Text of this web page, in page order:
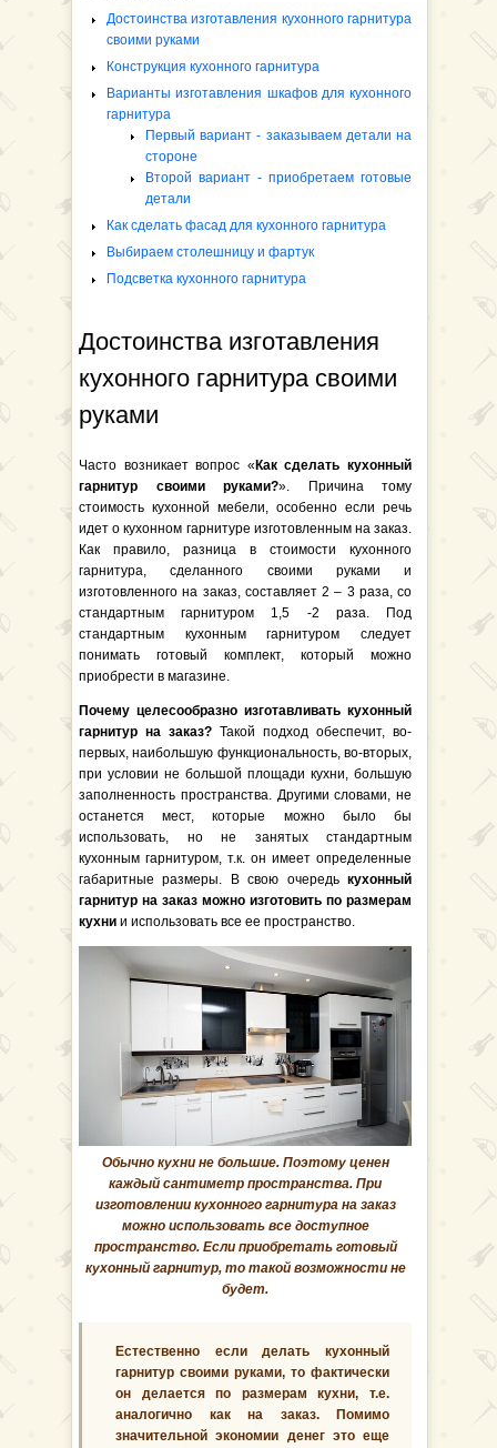
Достоинства изготавления кухонного гарнитура
своими руками
Конструкция кухонного гарнитура
Варианты изготавления шкафов для кухонного
гарнитура
Первый вариант - заказываем детали на
стороне
Второй вариант - приобретаем готовые
детали
Как сделать фасад для кухонного гарнитура
Выбираем столешницу и фартук
Подсветка кухонного гарнитура
Достоинства изготавления
кухонного гарнитура своими
руками
Часто возникает вопрос « Как сделать кухонный
гарнитур своими руками?». Причина тому
стоимость кухонной мебели, особенно если речь
идет о кухонном гарнитуре изготовленным на заказ.
Как правило, разница в стоимости кухонного
гарнитура, сделанного своими руками и
изготовленного на заказ, составляет 2 – 3 раза, со
стандартным гарнитуром 1,5 -2 раза. Под
стандартным кухонным гарнитуром следует
понимать готовый комплект, который можно
приобрести в магазине.
Почему целесообразно изготавливать кухонный
гарнитур на заказ? Такой подход обеспечит, во-
первых, наибольшую функциональность, во-вторых,
при условии не большой площади кухни, большую
заполненность пространства. Другими словами, не
останется мест, которые можно было бы
использовать, но не занятых стандартным
кухонным гарнитуром, т.к. он имеет определенные
габаритные размеры. В свою очередь кухонный
гарнитур на заказ можно изготовить по размерам
кухни и использовать все ее пространство.
Обычно кухни не большие. Поэтому ценен
каждый сантиметр пространства. При
изготовлении кухонного гарнитура на заказ
можно использовать все доступное
пространство. Если приобретать готовый
кухонный гарнитур, то такой возможности не
будет.
Естественно если делать кухонный
гарнитур своими руками, то фактически
он делается по размерам кухни, т.е.
аналогично как на заказ. Помимо
значительной экономии денег это еще